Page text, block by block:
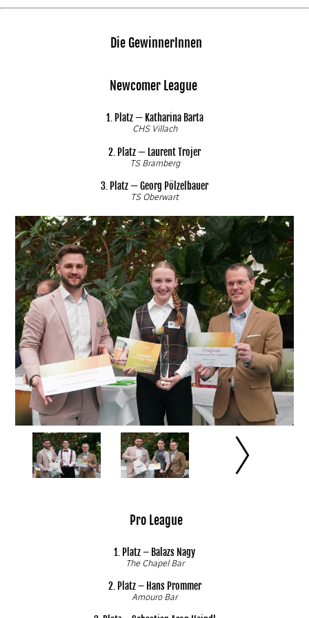
Die GewinnerInnen
Newcomer League
1. Platz — Katharina Barta
CHS Villach
2. Platz — Laurent Trojer
TS Bramberg
3. Platz — Georg Pölzelbauer
TS Oberwart
Pro League
1. Platz – Balazs Nagy
The Chapel Bar
2. Platz – Hans Prommer
Amouro Bar